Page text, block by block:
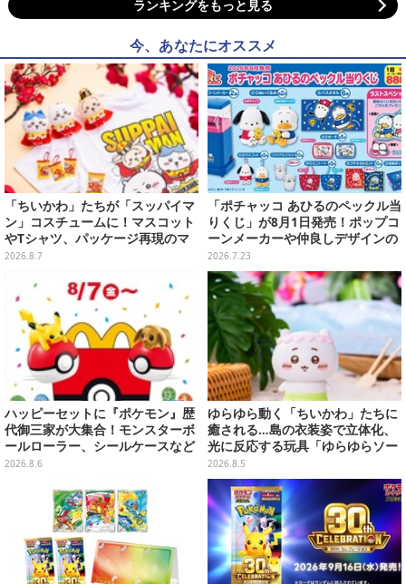
ランキングをもっと見る
今、あなたにオススメ
「ちいかわ」たちが「スッパイマ
ン」コスチュームに！マスコット
やTシャツ、パッケージ再現のマ
グネットなど全5アイテム
2026.8.7
「ポチャッコ あひるのペックル当
りくじ」が8月1日発売！ポップコ
ーンメーカーや仲良しデザインの
両面クッション、日常使いできる
雑貨など
2026.7.23
ハッピーセットに『ポケモン』歴
代御三家が大集合！モンスターボ
ールローラー、シールケースなど
全12種
2026.8.6
ゆらゆら動く「ちいかわ」たちに
癒される…島の衣装姿で立体化、
光に反応する玩具「ゆらゆらソー
ラー」全8種が全国アミューズメ
ント施設にて展開
2026.8.5